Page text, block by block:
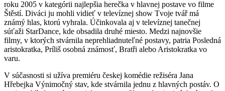
roku 2005 v kategórii najlepšia herečka v hlavnej postave vo filme
Štěstí. Diváci ju mohli vidieť v televíznej show Tvoje tvář má
známý hlas, ktorú vyhrala. Účinkovala aj v televíznej tanečnej
súťaži StarDance, kde obsadila druhé miesto. Medzi najnovšie
filmy, v ktorých stvárnila neprehliadnuteľné postavy, patria Posledná
aristokratka, Príliš osobná známosť, Bratři alebo Aristokratka vo
varu.
V súčasnosti si užíva premiéru českej komédie režiséra Jana
Hřebejka Výnimočný stav, kde stvárnila jednu z hlavných postáv. O